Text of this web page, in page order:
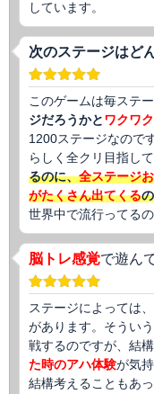
しています。
次のステージはど
このゲームは毎ステ
ジだろうかとワクワ
1200ステージなので
らしく全クリ目指し
るのに、全ステージ
がたくさん出てくる
世界中で流行ってるの
脳トレ感覚で遊ん
ステージによっては
があります。そうい
戦するのですが、結
た時のアハ体験が気
結構考えることもあっ